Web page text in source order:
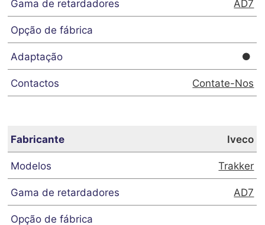
AD7
Contate-Nos
Iveco
Trakker
AD7